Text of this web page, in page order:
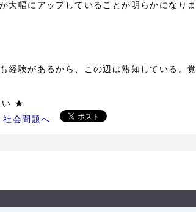
経験があるから、この辺は熟知している。
ください ★